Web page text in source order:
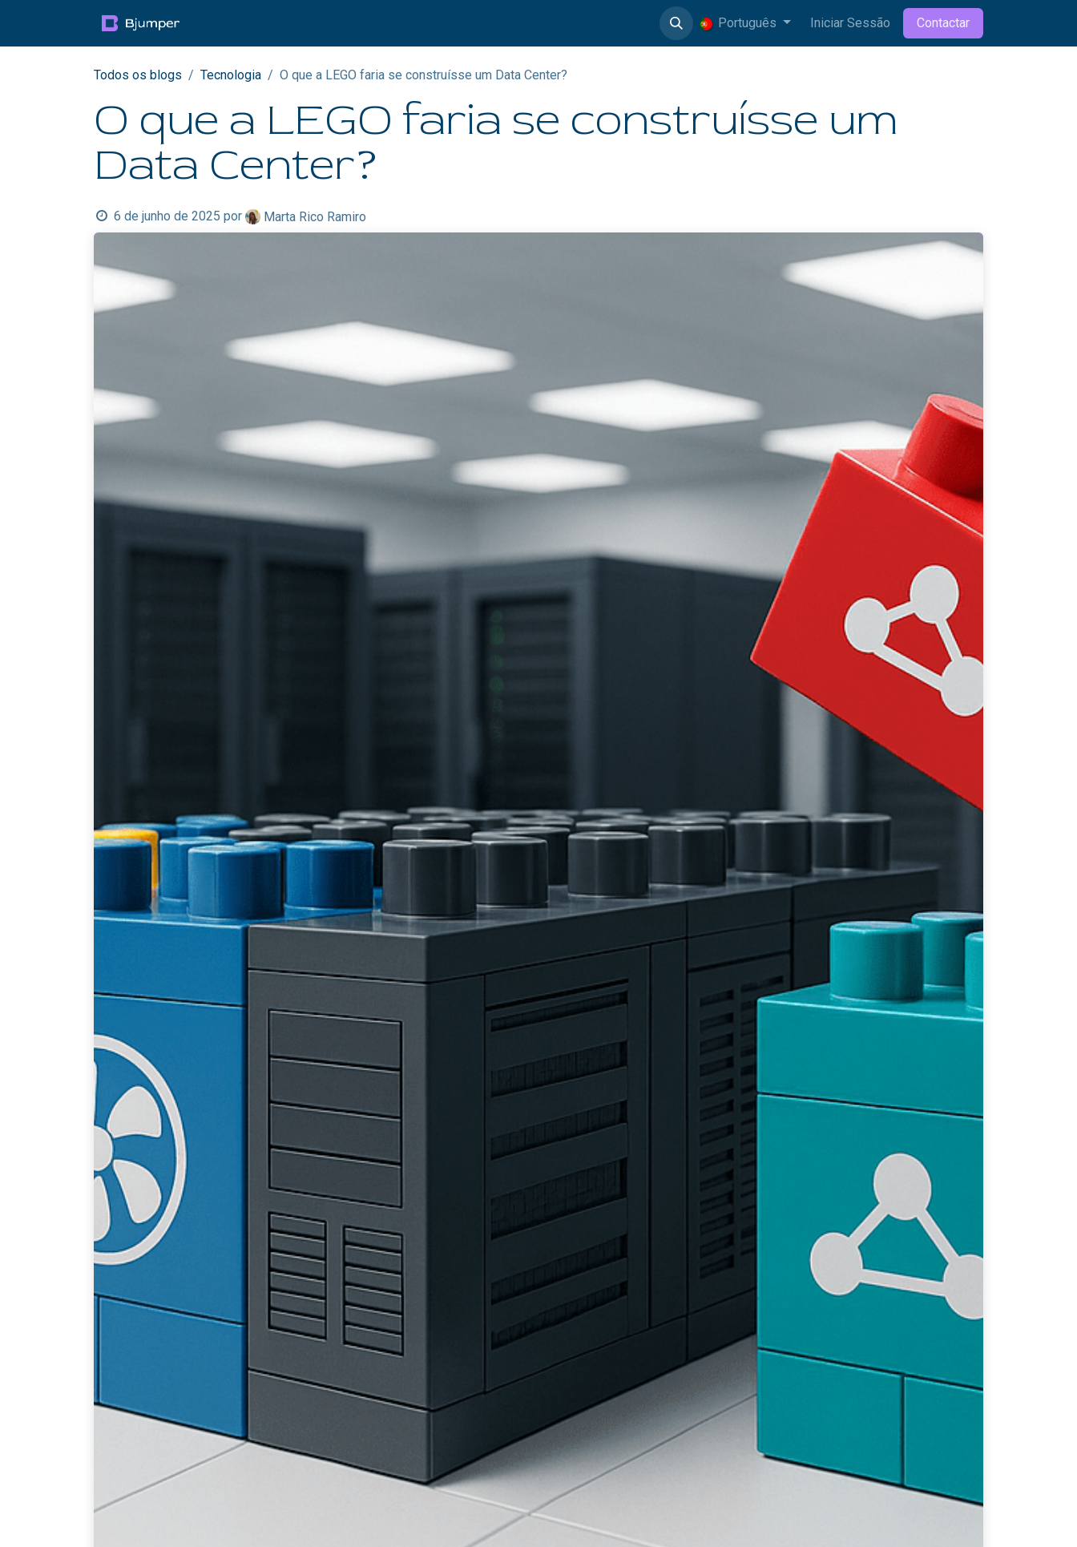
Português Iniciar Sessão Contactar
Todos os blogs Tecnologia O que a LEGO faria se construísse um Data Center?
O que a LEGO faria se construísse um
Data Center?
6 de junho de 2025 por Marta Rico Ramiro